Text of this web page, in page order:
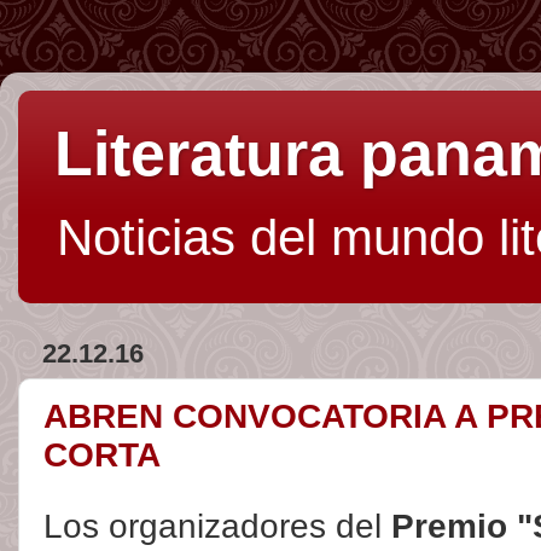
Literatura
Noticias del mundo
22.12.16
ABREN CONVOCATORIA A
CORTA
Los organizadores del Premio